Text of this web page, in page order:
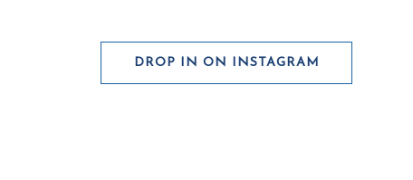
DROP IN ON INSTAGRAM